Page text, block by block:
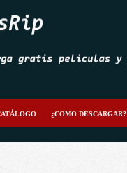
¿COMO DESCARGAR?